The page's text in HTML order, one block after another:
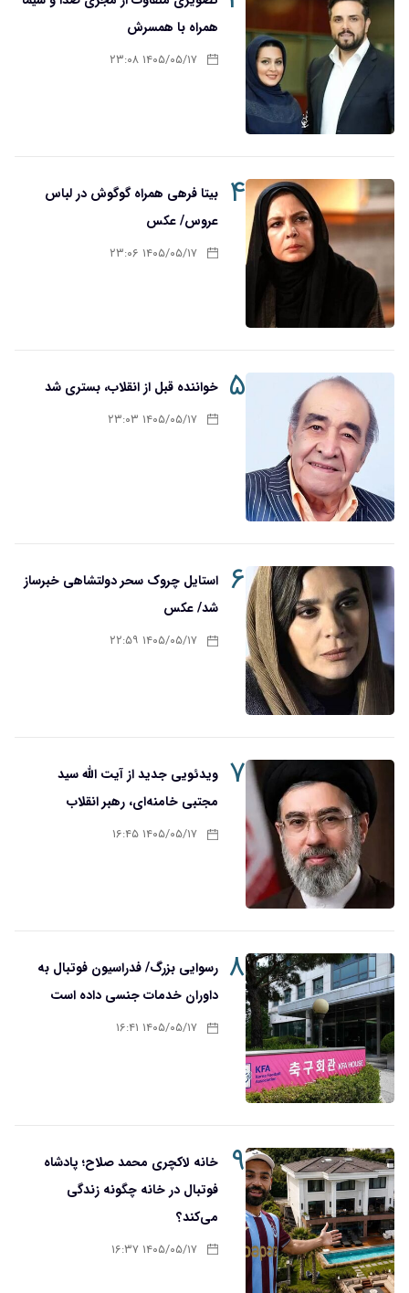
همراه با همسرش
۱۴۰۵/۰۵/۱۷ ۲۳:۰۸
۴
بیتا فرهی همراه گوگوش در لباس
عروس/ عکس
۱۴۰۵/۰۵/۱۷ ۲۳:۰۶
۵ خواننده قبل از انقلاب، بستری شد
۱۴۰۵/۰۵/۱۷ ۲۳:۰۳
۶
استایل چروک سحر دولتشاهی خبرساز
شد/ عکس
۱۴۰۵/۰۵/۱۷ ۲۲:۵۹
۷ ویدئویی جدید از آیت الله سید
مجتبی خامنه‌ای، رهبر انقلاب
۱۴۰۵/۰۵/۱۷ ۱۶:۴۵
۸ رسوایی بزرگ/ فدراسیون فوتبال به
داوران خدمات جنسی داده است
۱۴۰۵/۰۵/۱۷ ۱۶:۴۱
۹
خانه لاکچری محمد صلاح؛ پادشاه
فوتبال در خانه چگونه زندگی
می‌کند؟
۱۴۰۵/۰۵/۱۷ ۱۶:۳۷